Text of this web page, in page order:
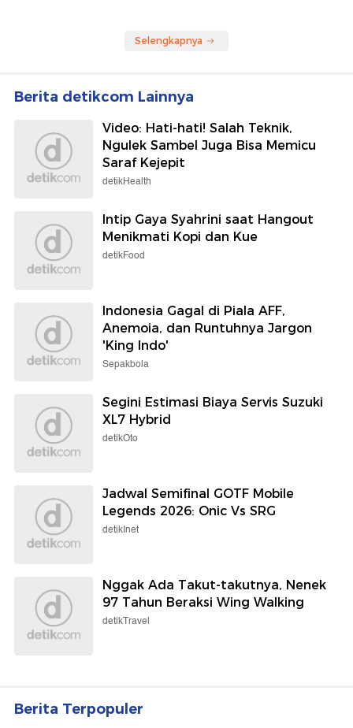
Selengkapnya
Berita detikcom Lainnya
Video: Hati-hati! Salah Teknik,
Ngulek Sambel Juga Bisa Memicu
Saraf Kejepit
detikHealth
Intip Gaya Syahrini saat Hangout
Menikmati Kopi dan Kue
detikFood
Indonesia Gagal di Piala AFF,
Anemoia, dan Runtuhnya Jargon
'King Indo'
Sepakbola
Segini Estimasi Biaya Servis Suzuki
XL7 Hybrid
detikOto
Jadwal Semifinal GOTF Mobile
Legends 2026: Onic Vs SRG
detikInet
Nggak Ada Takut-takutnya, Nenek
97 Tahun Beraksi Wing Walking
detikTravel
Berita Terpopuler